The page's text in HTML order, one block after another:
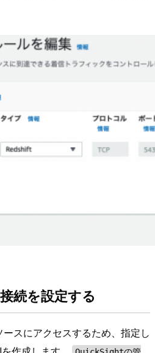
続を設定する
スにアクセスするため、指定し